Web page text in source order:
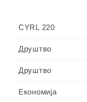
CYRL 220
Друштво
Друштво
Економија